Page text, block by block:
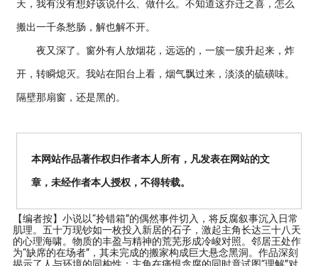
天，我有没有想好该说什么、做什么。不知道这乔迁之喜，怎么
搬出一千条愁肠，解也解不开。
夜又深了。窗外有人放烟花，远远的，一簇一簇升起来，炸
开，转瞬熄灭。我站在阳台上看，烟气飘过来，淡淡的硫磺味。
隔壁那扇窗，还是黑的。
本网站作品著作权归作者本人所有，凡发表在网站的文
章，未经作者本人授权，不得转载。
【编者按】 小说以“拎错箱”的偶然事件切入，将反腐叙事沉入日常
肌理。五十万现钞如一枚投入新居的石子，激起主角长达三十八天
的心理海啸。物质的丰盈与精神的荒芜形成冷峻对照。邻居王处作
为“缺席的在场者”，其未完成的搬家构成巨大悬念黑洞。作品深刻